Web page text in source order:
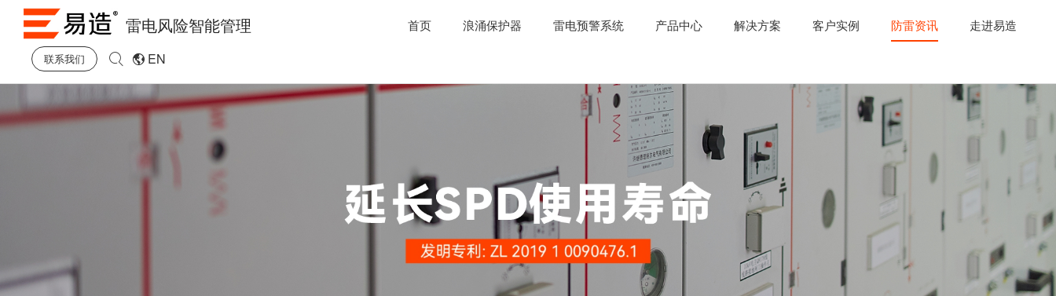
雷电风险智能管理 首页 浪涌保护器 雷电预警系统 产品中心 解决方案 客户实例 防雷资讯 走进易造
联系我们 EN